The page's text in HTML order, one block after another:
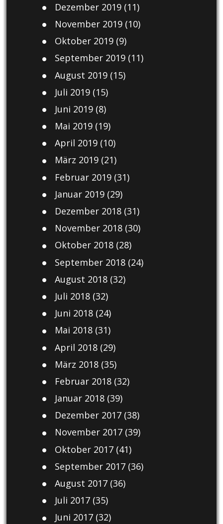
Dezember 2019(11)
November 2019(10)
Oktober 2019(9)
September 2019(11)
August 2019(15)
Juli 2019(15)
Juni 2019(8)
Mai 2019(19)
April 2019(10)
März 2019(21)
Februar 2019(31)
Januar 2019(29)
Dezember 2018(31)
November 2018(30)
Oktober 2018(28)
September 2018(24)
August 2018(32)
Juli 2018(32)
Juni 2018(24)
Mai 2018(31)
April 2018(29)
März 2018(35)
Februar 2018(32)
Januar 2018(39)
Dezember 2017(38)
November 2017(39)
Oktober 2017(41)
September 2017(36)
August 2017(36)
Juli 2017(35)
Juni 2017(32)